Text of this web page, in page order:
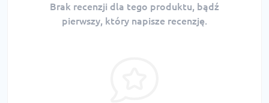
Brak recenzji dla tego produktu, bądź
pierwszy, który napisze recenzję.